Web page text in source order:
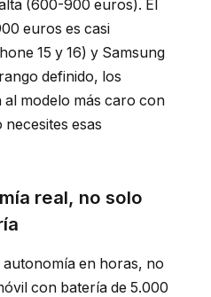
(600-900 euros). El
euros es casi
15 y 16) y Samsung
definido, los
modelo más caro con
esas
real, no solo
autonomía en horas, no
con batería de 5.000